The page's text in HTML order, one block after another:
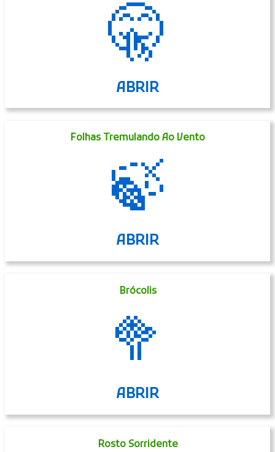
🤫
ABRIR
Folhas Tremulando Ao Vento
🍃
ABRIR
Brócolis
🥦
ABRIR
Rosto Sorridente